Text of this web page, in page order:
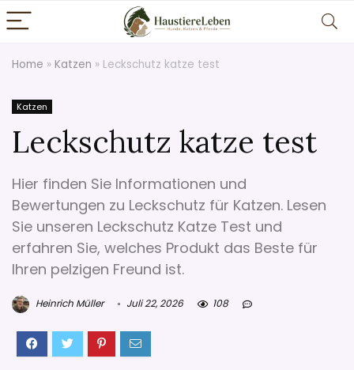
Home » Katzen » Leckschutz katze test
Katzen
Leckschutz katze test
Hier finden Sie Informationen und
Bewertungen zu Leckschutz für Katzen. Lesen
Sie unseren Leckschutz Katze Test und
erfahren Sie, welches Produkt das Beste für
Ihren pelzigen Freund ist.
Heinrich Müller Juli 22, 2026 108